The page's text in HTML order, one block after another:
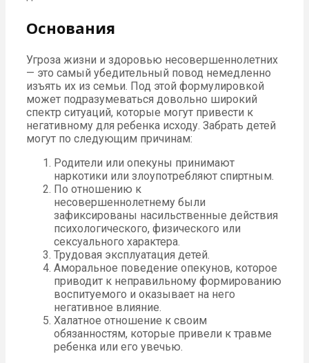
Основания
Угроза жизни и здоровью несовершеннолетних
— это самый убедительный повод немедленно
изъять их из семьи. Под этой формулировкой
может подразумеваться довольно широкий
спектр ситуаций, которые могут привести к
негативному для ребенка исходу. Забрать детей
могут по следующим причинам:
Родители или опекуны принимают
наркотики или злоупотребляют спиртным.
По отношению к
несовершеннолетнему были
зафиксированы насильственные действия
психологического, физического или
сексуального характера.
Трудовая эксплуатация детей.
Аморальное поведение опекунов, которое
приводит к неправильному формированию
воспитуемого и оказывает на него
негативное влияние.
Халатное отношение к своим
обязанностям, которые привели к травме
ребенка или его увечью.